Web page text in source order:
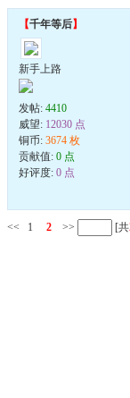
【千年等后】
新手上路
发帖: 4410
威望: 12030 点
铜币: 3674 枚
贡献值: 0 点
好评度: 0 点
<< 1 2 >> [共